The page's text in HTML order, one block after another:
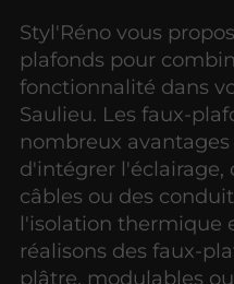
Styl'Réno vous
plafonds pour
fonctionnalité dans
Saulieu. Les faux-
nombreux
d'intégrer l'éclairage,
câbles ou des
l'isolation thermique
réalisons des faux-
plâtre, modulables